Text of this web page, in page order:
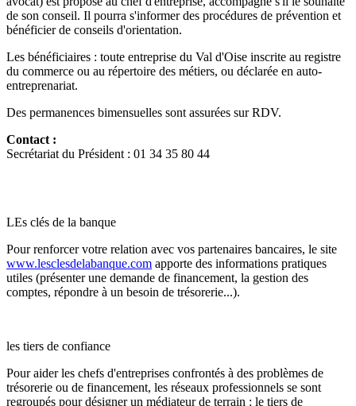
de son conseil. Il pourra s'informer des procédures de prévention et
bénéficier de conseils d'orientation.
Les bénéficiaires : toute entreprise du Val d'Oise inscrite au registre
du commerce ou au répertoire des métiers, ou déclarée en auto-
entreprenariat.
Des permanences bimensuelles sont assurées sur RDV.
Contact :
Secrétariat du Président : 01 34 35 80 44
LEs clés de la banque
Pour renforcer votre relation avec vos partenaires bancaires, le site
www.lesclesdelabanque.com apporte des informations pratiques
utiles (présenter une demande de financement, la gestion des
comptes, répondre à un besoin de trésorerie...).
les tiers de confiance
Pour aider les chefs d'entreprises confrontés à des problèmes de
trésorerie ou de financement, les réseaux professionnels se sont
regroupés pour désigner un médiateur de terrain : le tiers de